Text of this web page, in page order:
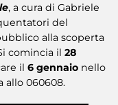
, a cura di Gabriele
del
alla scoperta
comincia il 28
il 6 gennaio nello
allo 060608.